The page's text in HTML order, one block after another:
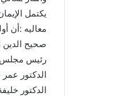
يكتمل
معاليه :أن
صحيح الدين
رئيس مجلس
الدكتور
الدكتور